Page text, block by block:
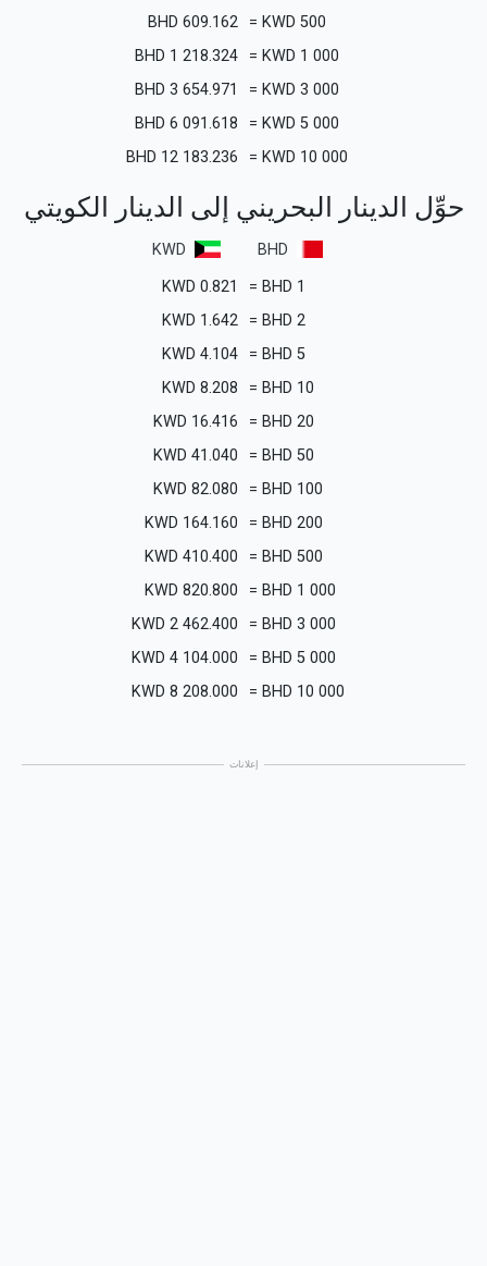
500
KWD
=
609.162
BHD
1 000
KWD
=
1 218.324
BHD
3 000
KWD
=
3 654.971
BHD
5 000
KWD
=
6 091.618
BHD
10 000
KWD
=
12 183.236
BHD
حوِّل الدينار البحريني إلى الدينار الكويتي
BHD
KWD
1
BHD
=
0.821
KWD
2
BHD
=
1.642
KWD
5
BHD
=
4.104
KWD
10
BHD
=
8.208
KWD
20
BHD
=
16.416
KWD
50
BHD
=
41.040
KWD
100
BHD
=
82.080
KWD
200
BHD
=
164.160
KWD
500
BHD
=
410.400
KWD
1 000
BHD
=
820.800
KWD
3 000
BHD
=
2 462.400
KWD
5 000
BHD
=
4 104.000
KWD
10 000
BHD
=
8 208.000
KWD
إعلانات